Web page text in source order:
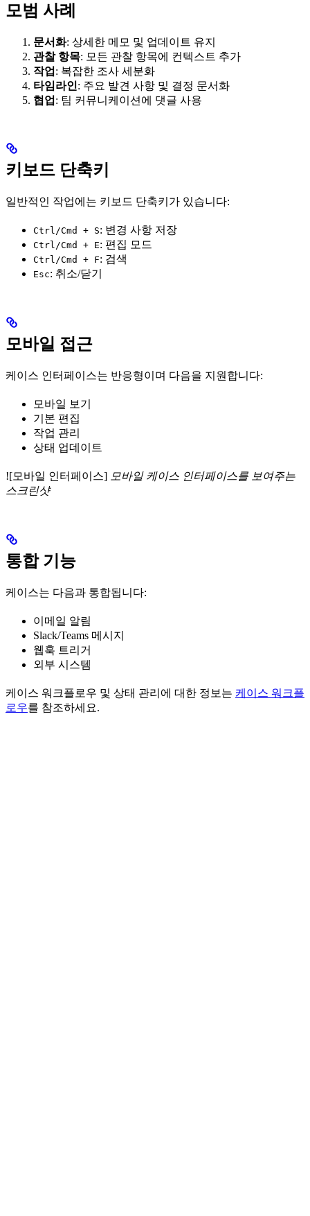
모범 사례
문서화: 상세한 메모 및 업데이트 유지
관찰 항목: 모든 관찰 항목에 컨텍스트 추가
작업 : 복잡한 조사 세분화
타임라인: 주요 발견 사항 및 결정 문서화
협업 : 팀 커뮤니케이션에 댓글 사용
키보드 단축키
일반적인 작업에는 키보드 단축키가 있습니다:
Ctrl/Cmd + S: 변경 사항 저장
Ctrl/Cmd + E: 편집 모드
Ctrl/Cmd + F: 검색
Esc: 취소/닫기
모바일 접근
케이스 인터페이스는 반응형이며 다음을 지원합니다:
모바일 보기
기본 편집
작업 관리
상태 업데이트
![모바일 인터페이스] 모바일 케이스 인터페이스를 보여주는
스크린샷
통합 기능
케이스는 다음과 통합됩니다:
이메일 알림
Slack/Teams 메시지
웹훅 트리거
외부 시스템
케이스 워크플로우 및 상태 관리에 대한 정보는 케이스 워크플
로우를 참조하세요.